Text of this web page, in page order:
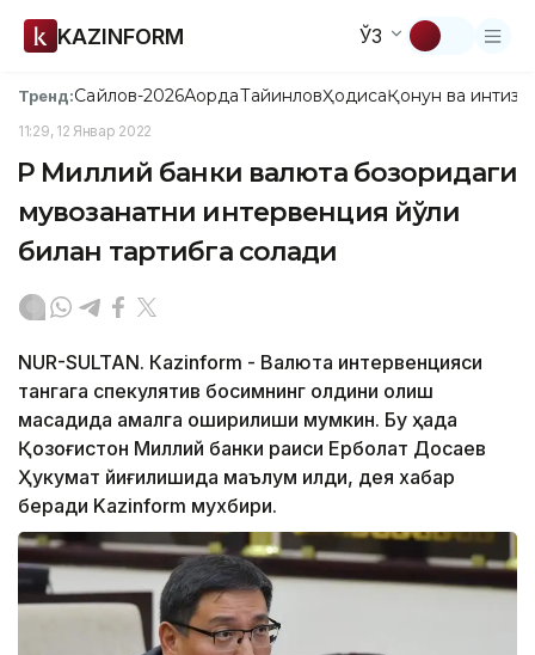
KAZINFORM ЎЗ
Тренд:Сайлов-2026АқордаТайинловҲодисаҚонун ва
11:29, 12 Январ 2022
ҚР Миллий банки валюта бозоридаги
мувозанатни интервенция йўли
билан тартибга солади
NUR-SULTAN. Кazinform - Валюта интервенцияси
тангага спекулятив босимнинг олдини олиш
мақсадида амалга оширилиши мумкин. Бу ҳақда
Қозоғистон Миллий банки раиси Ерболат Досаев
Ҳукумат йиғилишида маълум қилди, дея хабар
беради Kazinform мухбири.